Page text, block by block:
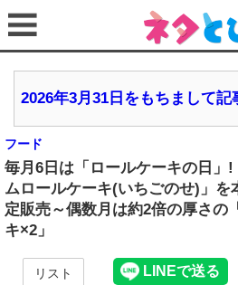
2026年3月31日をもちまして
フード
毎月6日は「ロールケーキの日」
ムロールケーキ(いちごのせ)」を
定販売～偶数月は約2倍の厚さの
キ×2」
リスト